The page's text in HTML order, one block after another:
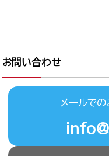
お問い合わせ
メールで